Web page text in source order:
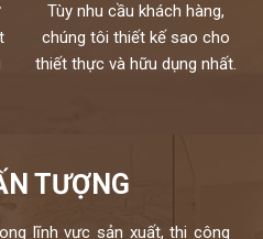
Tùy nhu cầu khách hàng,
chúng tôi thiết kế sao cho
thiết thực và hữu dụng nhất.
TƯỢNG
lĩnh vực sản xuất, thi công